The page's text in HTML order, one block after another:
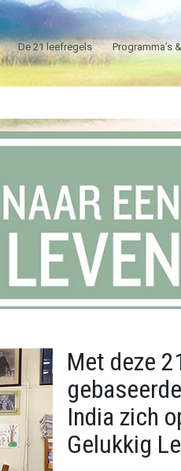
De 21 leefregels Programma’s
Met deze
India zich
Gelukkig